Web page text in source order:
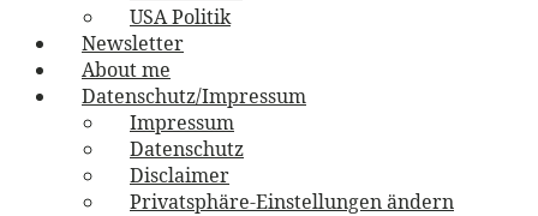
USA Politik
Newsletter
About me
Datenschutz/Impressum
Impressum
Datenschutz
Disclaimer
Privatsphäre-Einstellungen ändern